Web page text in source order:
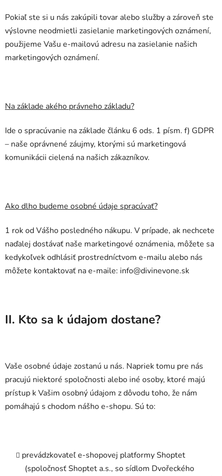
Pokiaľ ste si u nás zakúpili tovar alebo služby a zároveň ste
výslovne neodmietli zasielanie marketingových oznámení,
použijeme Vašu e-mailovú adresu na zasielanie našich
marketingových oznámení.
Na základe akého právneho základu?
Ide o spracúvanie na základe článku 6 ods. 1 písm. f) GDPR
– naše oprávnené záujmy, ktorými sú marketingová
komunikácii cielená na našich zákazníkov.
Ako dlho budeme osobné údaje spracúvať?
1 rok od Vášho posledného nákupu. V prípade, ak nechcete
naďalej dostávať naše marketingové oznámenia, môžete sa
kedykoľvek odhlásiť prostredníctvom e-mailu alebo nás
môžete kontaktovať na e-maile: info@divinevone.sk
II. Kto sa k údajom dostane?
Vaše osobné údaje zostanú u nás. Napriek tomu pre nás
pracujú niektoré spoločnosti alebo iné osoby, ktoré majú
prístup k Vašim osobný údajom z dôvodu toho, že nám
pomáhajú s chodom nášho e-shopu. Sú to:
prevádzkovateľ e-shopovej platformy Shoptet
(spoločnosť Shoptet a.s., so sídlom Dvořeckého